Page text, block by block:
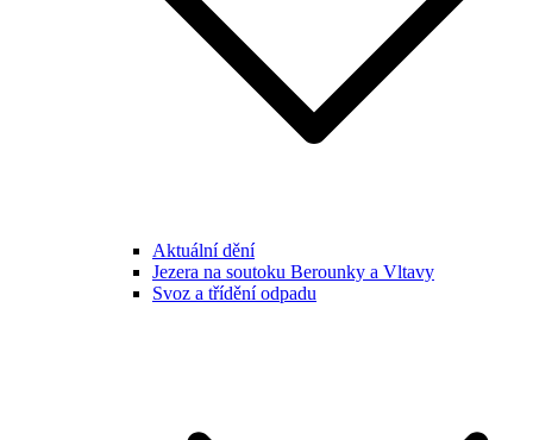
Aktuální dění
Jezera na soutoku Berounky a Vltavy
Svoz a třídění odpadu